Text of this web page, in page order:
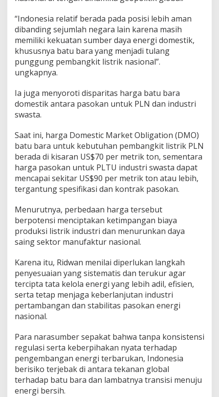
“Indonesia relatif berada pada posisi lebih aman
dibanding sejumlah negara lain karena masih
memiliki kekuatan sumber daya energi domestik,
khususnya batu bara yang menjadi tulang
punggung pembangkit listrik nasional”.
ungkapnya.
Ia juga menyoroti disparitas harga batu bara
domestik antara pasokan untuk PLN dan industri
swasta.
Saat ini, harga Domestic Market Obligation (DMO)
batu bara untuk kebutuhan pembangkit listrik PLN
berada di kisaran US$70 per metrik ton, sementara
harga pasokan untuk PLTU industri swasta dapat
mencapai sekitar US$90 per metrik ton atau lebih,
tergantung spesifikasi dan kontrak pasokan.
Menurutnya, perbedaan harga tersebut
berpotensi menciptakan ketimpangan biaya
produksi listrik industri dan menurunkan daya
saing sektor manufaktur nasional.
Karena itu, Ridwan menilai diperlukan langkah
penyesuaian yang sistematis dan terukur agar
tercipta tata kelola energi yang lebih adil, efisien,
serta tetap menjaga keberlanjutan industri
pertambangan dan stabilitas pasokan energi
nasional.
Para narasumber sepakat bahwa tanpa konsistensi
regulasi serta keberpihakan nyata terhadap
pengembangan energi terbarukan, Indonesia
berisiko terjebak di antara tekanan global
terhadap batu bara dan lambatnya transisi menuju
energi bersih.